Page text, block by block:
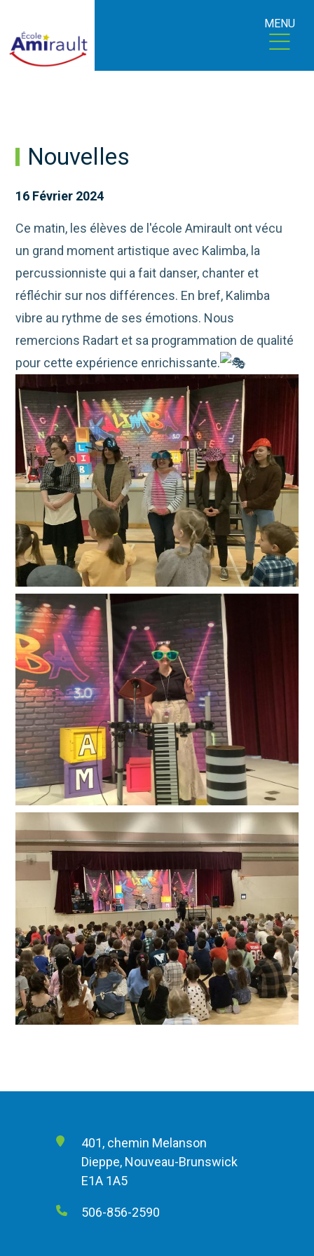
MENU
Nouvelles
16 Février 2024
Ce matin, les élèves de l'école Amirault ont vécu
un grand moment artistique avec Kalimba, la
percussionniste qui a fait danser, chanter et
réfléchir sur nos différences. En bref, Kalimba
vibre au rythme de ses émotions. Nous
remercions Radart et sa programmation de qualité
pour cette expérience enrichissante.
401, chemin Melanson
Dieppe, Nouveau-Brunswick
E1A 1A5
506-856-2590